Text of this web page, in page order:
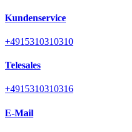
Kundenservice
+4915310310310
Telesales
+4915310310316
E-Mail